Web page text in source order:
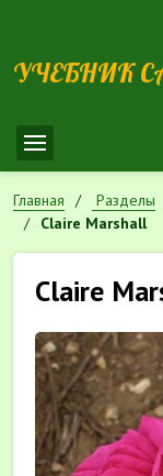
УЧЕБНИК
Главная Разделы
Claire Marshall
Claire